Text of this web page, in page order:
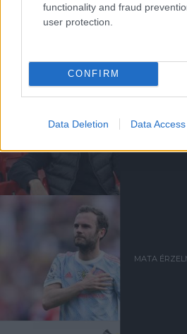
functionality and fraud
user protection.
CONFIRM
Data Deletion Data Access
Kapcsolódó hírek
JUAN MATA
MATA:
MATA